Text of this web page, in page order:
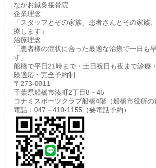
なかお鍼灸接骨院
企業理念
「スタッフとその家族、患者さんとその家族
療します」
治療理念
「患者様の症状に合った最適な治療で一日も
す」
船橋で平日21時まで・土日祝日も夜まで診療
険適応・完全予約制
〒273-0011
千葉県船橋市湊町2丁目8－45
コナミスポーツクラブ船橋4階（船橋市役所の
電話：047－410-1155（要電話予約）